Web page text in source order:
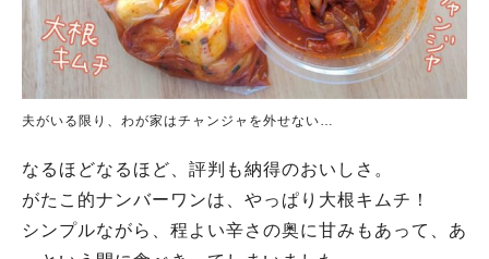
夫がいる限り、わが家はチャンジャを外せない…
なるほどなるほど、評判も納得のおいしさ。
がたこ的ナンバーワンは、やっぱり大根キムチ！
シンプルながら、程よい辛さの奥に甘みもあって、あ